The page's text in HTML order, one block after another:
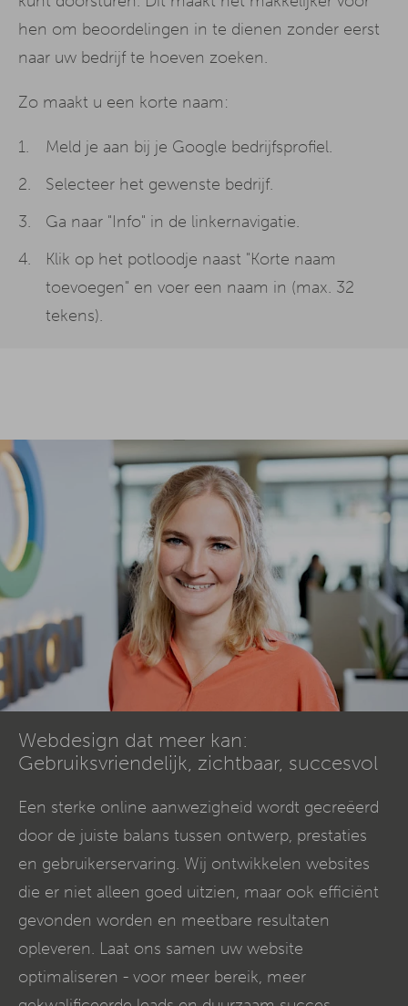
hen om beoordelingen in te dienen zonder eerst
naar uw bedrijf te hoeven zoeken.
Zo maakt u een korte naam:
Meld je aan bij je Google bedrijfsprofiel.
Selecteer het gewenste bedrijf.
Ga naar "Info" in de linkernavigatie.
Klik op het potloodje naast "Korte naam
toevoegen" en voer een naam in (max. 32
tekens).
Webdesign dat meer kan:
Gebruiksvriendelijk, zichtbaar, succesvol
Een sterke online aanwezigheid wordt gecreëerd
door de juiste balans tussen ontwerp, prestaties
en gebruikerservaring. Wij ontwikkelen websites
die er niet alleen goed uitzien, maar ook efficiënt
gevonden worden en meetbare resultaten
opleveren. Laat ons samen uw website
optimaliseren - voor meer bereik, meer